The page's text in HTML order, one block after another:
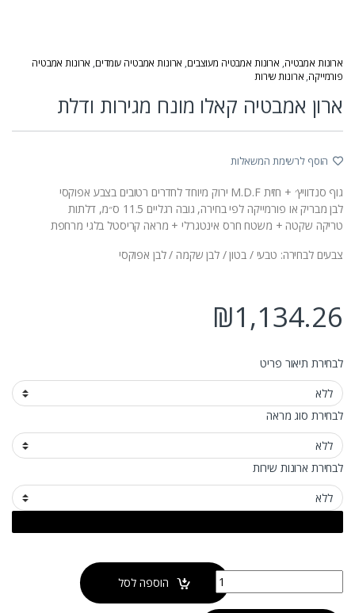
ארונות אמבטיה, ארונות אמבטיה מעוצבים, ארונות אמבטיה עומדים, ארונות אמבטיה
פורמייקה, ארונות שירות
ארון אמבטיה קאלו מונח מגירות ודלת
הוסף לרשימת המשאלות
גוף סנדוויץ׳ + חזית M.D.F ירוק מיוחד לחדרים רטובים בצבע אפוקסי
לבן מבריק או פורמייקה לפי בחירה, גובה רגליים 11.5 ס״מ, דלתות
טריקה שקטה + משטח חרס אינטגרלי + מראה קריסטל בלגי מרחפת
צבעים לבחירה: טבעי / בטון / לבן שקמה / לבן אפוקסי
₪1,134.26
לבחירת תיאור פריט
לבחירת סוג מראה
לבחירת ארונות שירות
כמות של ארון אמבטיה קאלו מונח מגירות ודלתהוספה לסל